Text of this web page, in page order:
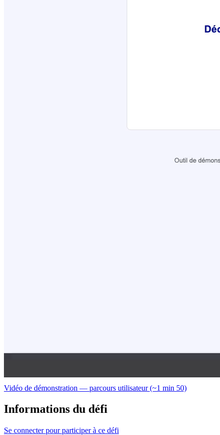
Vidéo de démonstration — parcours utilisateur (~1 min 50)
Informations du défi
Se connecter pour participer à ce défi